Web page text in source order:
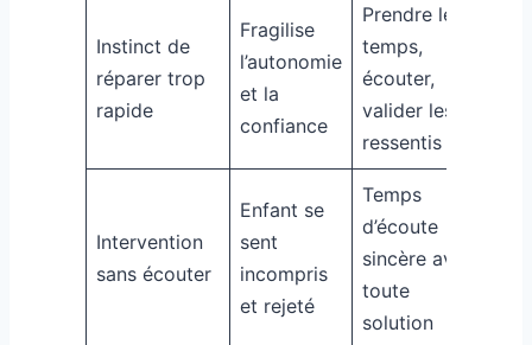
Instinct de
réparer trop
rapide
Fragilise
l’autonomie
et la
confiance
Prendre le
temps,
écouter,
valider les
ressentis
Intervention
sans écouter
Enfant se
sent
incompris
et rejeté
Temps
d’écoute
sincère avant
toute
solution